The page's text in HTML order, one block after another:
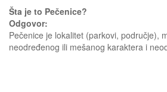
Šta je to Pečenice?
Odgovor:
Pečenice je lokalitet (parkovi, područje),
neodređenog ili mešanog karaktera i